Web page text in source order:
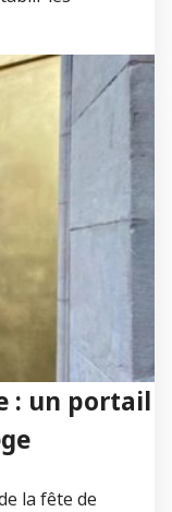
: un portail
la fête de